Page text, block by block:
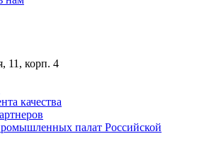
11, корп. 4